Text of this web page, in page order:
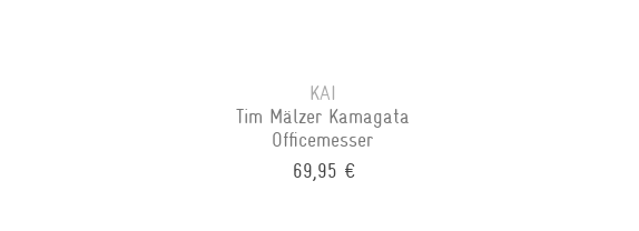
KAI
Tim Mälzer Kamagata
Officemesser
69,95 €